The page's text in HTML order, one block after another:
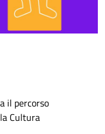
il percorso
Cultura